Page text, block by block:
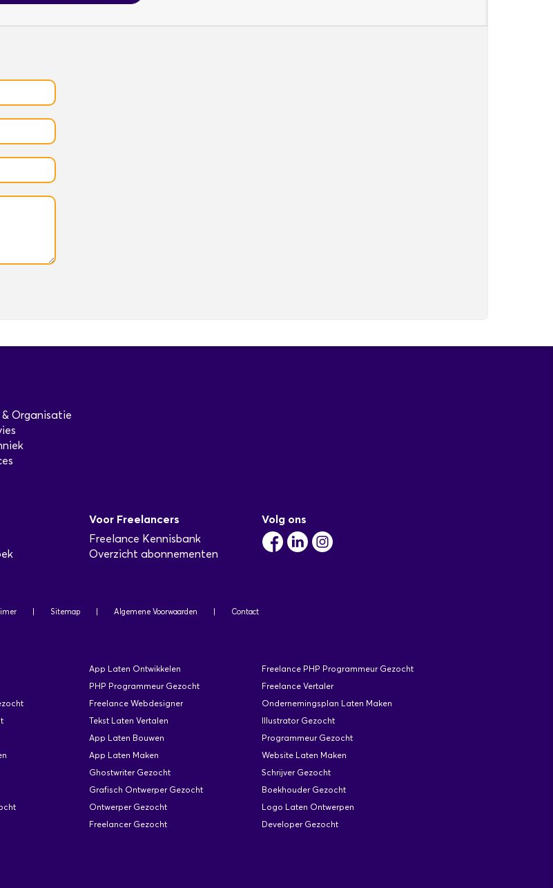
Organisatie
Voor Freelancers
Freelance Kennisbank
Overzicht abonnementen
Volg ons
Sitemap Algemene Voorwaarden Contact
App Laten Ontwikkelen
Freelance PHP Programmeur Gezocht
PHP Programmeur Gezocht
Freelance Vertaler
Freelance Webdesigner
Ondernemingsplan Laten Maken
Tekst Laten Vertalen
Illustrator Gezocht
App Laten Bouwen
Programmeur Gezocht
App Laten Maken
Website Laten Maken
Ghostwriter Gezocht
Schrijver Gezocht
Grafisch Ontwerper Gezocht
Boekhouder Gezocht
Ontwerper Gezocht
Logo Laten Ontwerpen
Freelancer Gezocht
Developer Gezocht